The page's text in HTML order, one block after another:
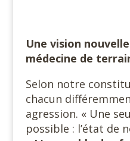
Une vision
médecine de
Selon notre
chacun
agression. « Une
possible : l’état de